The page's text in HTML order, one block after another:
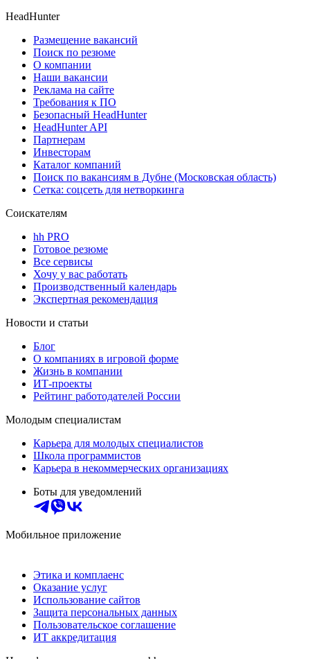
HeadHunter
Размещение вакансий
Поиск по резюме
О компании
Наши вакансии
Реклама на сайте
Требования к ПО
Безопасный HeadHunter
HeadHunter API
Партнерам
Инвесторам
Каталог компаний
Поиск по вакансиям в Дубне (Московская область)
Сетка: соцсеть для нетворкинга
Соискателям
hh PRO
Готовое резюме
Все сервисы
Хочу у вас работать
Производственный календарь
Экспертная рекомендация
Новости и статьи
Блог
О компаниях в игровой форме
Жизнь в компании
ИТ-проекты
Рейтинг работодателей России
Молодым специалистам
Карьера для молодых специалистов
Школа программистов
Карьера в некоммерческих организациях
Боты для уведомлений
Мобильное приложение
Этика и комплаенс
Оказание услуг
Использование сайтов
Защита персональных данных
Пользовательское соглашение
ИТ аккредитация